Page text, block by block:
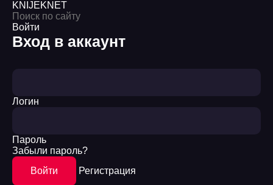
KNIJEKNET
Войти
Вход в аккаунт
Логин
Пароль
Забыли пароль?
Войти
Регистрация